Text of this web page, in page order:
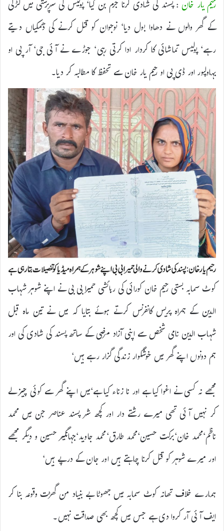
رحیم یار خان: پسند کی شادی کرنا جرم بن گیا‘ پولیس کی سرپرستی میں لڑکی
کے گھر والوں نے دھاوا بول دیا‘ نوجوان کو قتل کرنے کی دھمکیاں دیتے
رہے‘ پولیس تماشائی کا کردار ادا کرتی رہی‘ جوڑے نے آئی جی‘ آر پی او
بہاولپور اور ڈی پی او رحیم یار خان سے تحفظ کا مطالبہ کر دیا۔
کوٹ سمابہ بستی رحیم خان کورائی کی رہائشی حمیرا بی بی نے اپنے شوہر شہاب
الدین کے ہمراہ پریس کانفرنس کرتے ہوئے بتایا کہ میں نے تین ماہ قبل
شہاب الدین نامی شخص سے اپنی آزاد مرضی کے ساتھ پسند کی شادی کی اور
ہم دونوں اپنے گھر میں خوشگوار زندگی گزار رہے ہیں‘
مجھے نہ کسی نے اغوا کیا ہے اور نا زناء کیا ہے‘میں اپنے گھر سے کوئی چیز لے
کر نہیں آئی تھی میرے رشتے دار اور کچھ شر پسند عناصر جن میں محمد
ناظم‘محمد خان‘برکت حسین‘محمد طارق‘محمد جاوید‘جہانگیر حسین و دیگر مجھے
اور میرے شوہر کو قتل کرنا چاہتے ہیں اور جان کے درپے ہیں‘
ہمارے خلاف تھانہ کوٹ سمابہ میں جھوٹا بے بنیاد من گھڑت وقوعہ بنا کر
ایف آئی آر کروا دی ہے جس میں کچھ بھی صداقت نہیں۔